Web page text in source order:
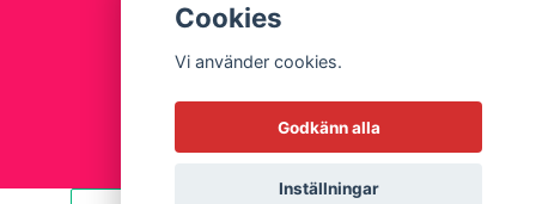
© 2026 Hot Woman Clothes
Cookies
Vi använder cookies.
Godkänn alla
Inställningar